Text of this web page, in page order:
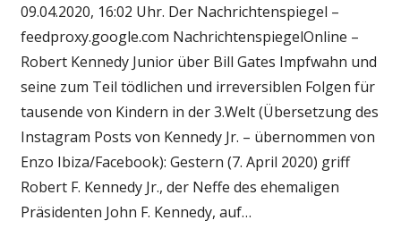
09.04.2020, 16:02 Uhr. Der Nachrichtenspiegel –
feedproxy.google.com NachrichtenspiegelOnline –
Robert Kennedy Junior über Bill Gates Impfwahn und
seine zum Teil tödlichen und irreversiblen Folgen für
tausende von Kindern in der 3.Welt (Übersetzung des
Instagram Posts von Kennedy Jr. – übernommen von
Enzo Ibiza/Facebook): Gestern (7. April 2020) griff
Robert F. Kennedy Jr., der Neffe des ehemaligen
Präsidenten John F. Kennedy, auf…